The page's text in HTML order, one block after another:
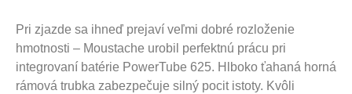
Pri zjazde sa ihneď prejaví veľmi dobré rozloženie
hmotnosti – Moustache urobil perfektnú prácu pri
integrovaní batérie PowerTube 625. Hlboko ťahaná horná
rámová trubka zabezpečuje silný pocit istoty. Kvôli